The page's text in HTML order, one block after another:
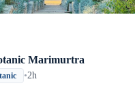
Marimurtra
•2h